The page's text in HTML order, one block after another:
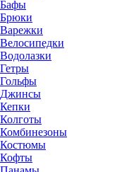
Бафы
Брюки
Варежки
Велосипедки
Водолазки
Гетры
Гольфы
Джинсы
Кепки
Колготы
Комбинезоны
Костюмы
Кофты